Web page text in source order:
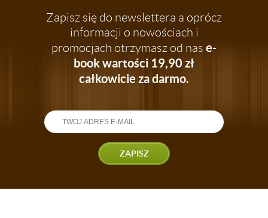
Zapisz się do newslettera a oprócz
informacji o nowościach i
promocjach otrzymasz od nas e-
book wartości 19,90 zł
całkowicie za darmo.
ZAPISZ